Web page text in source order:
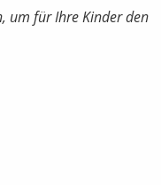
um für Ihre Kinder den